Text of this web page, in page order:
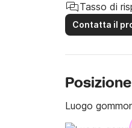
Tasso di
Contatta il
Posizione
Luogo